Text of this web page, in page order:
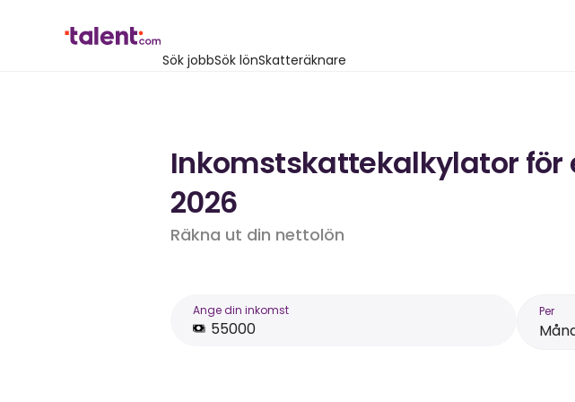
Sök jobbSök lönSkatteräknare
Inkomstskattekalkylator för
2026
Räkna ut din nettolön
Ange din inkomst Per